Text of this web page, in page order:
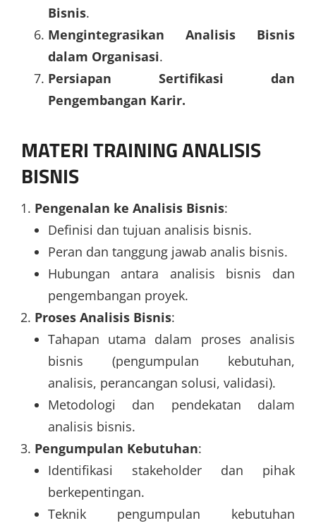
Bisnis.
Mengintegrasikan Analisis Bisnis
dalam Organisasi.
Persiapan Sertifikasi dan
Pengembangan Karir.
MATERITRAINING ANALISIS
BISNIS
Pengenalan ke Analisis Bisnis:
Definisi dan tujuan analisis bisnis.
Peran dan tanggung jawab analis bisnis.
Hubungan antara analisis bisnis dan
pengembangan proyek.
Proses Analisis Bisnis:
Tahapan utama dalam proses analisis
bisnis (pengumpulan kebutuhan,
analisis, perancangan solusi, validasi).
Metodologi dan pendekatan dalam
analisis bisnis.
Pengumpulan Kebutuhan:
Identifikasi stakeholder dan pihak
berkepentingan.
Teknik pengumpulan kebutuhan